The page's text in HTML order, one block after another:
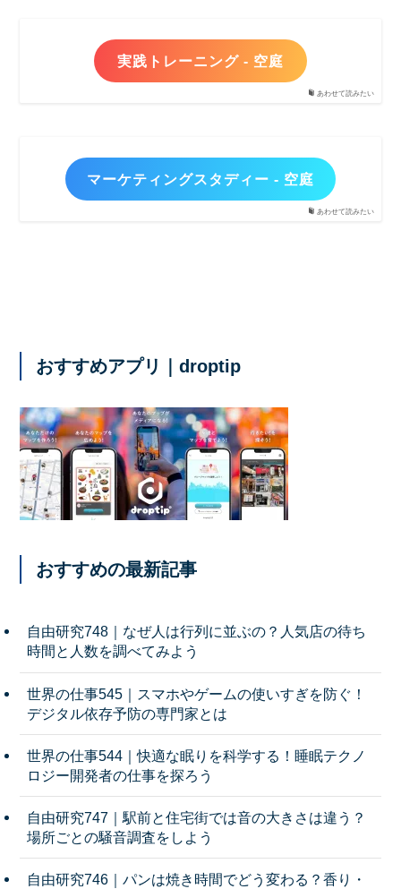
あわせて読みたい
実践トレーニング - 空庭
あわせて読みたい
マーケティングスタディー - 空庭
おすすめアプリ｜droptip
おすすめの最新記事
自由研究748｜なぜ人は行列に並ぶの？人気店の待ち
時間と人数を調べてみよう
世界の仕事545｜スマホやゲームの使いすぎを防ぐ！
デジタル依存予防の専門家とは
世界の仕事544｜快適な眠りを科学する！睡眠テクノ
ロジー開発者の仕事を探ろう
自由研究747｜駅前と住宅街では音の大きさは違う？
場所ごとの騒音調査をしよう
自由研究746｜パンは焼き時間でどう変わる？香り・